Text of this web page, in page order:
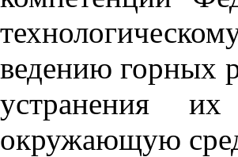
ведению горных
устранения
окружающую